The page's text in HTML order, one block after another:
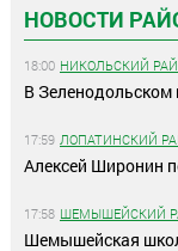
НОВОСТИ
18:00 НИКОЛЬСКИЙ
В Зеленодольском
17:59 ЛОПАТИНСКИЙ
Алексей Широнин
17:58 ШЕМЫШЕЙСКИЙ
Шемышейская